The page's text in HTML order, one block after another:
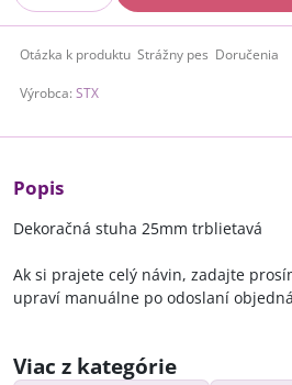
Otázka k produktu Strážny pes Doručenia
Výrobca: STX
Popis
Dekoračná stuha 25mm trblietavá
Ak si prajete celý návin, zadajte
upraví manuálne po odoslaní
Viac z kategórie